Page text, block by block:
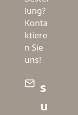
lung?
Konta
ktiere
n Sie
uns!
s
u